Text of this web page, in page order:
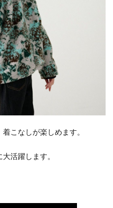
こなしが楽しめます。
活躍します。